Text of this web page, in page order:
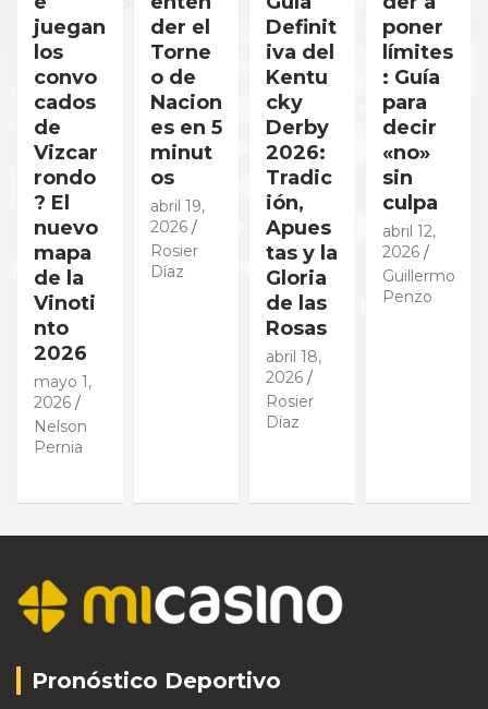
juegan
los
convo
cados
de
Vizcar
rondo
? El
nuevo
mapa
de la
Vinoti
nto
2026
mayo 1,
2026
Nelson
Pernia
der el
Torne
o de
Nacion
es en 5
minut
os
abril 19,
2026
Rosier
Díaz
Definit
iva del
Kentu
cky
Derby
2026:
Tradic
ión,
Apues
tas y la
Gloria
de las
Rosas
abril 18,
2026
Rosier
Díaz
poner
límites
: Guía
para
decir
«no»
sin
culpa
abril 12,
2026
Guillermo
Penzo
Pronóstico Deportivo